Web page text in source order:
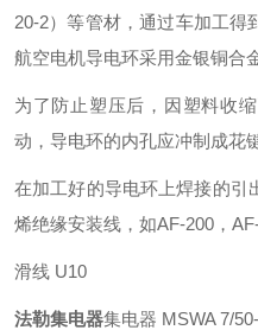
20-2）等管材，通过车加工得
航空电机导电环采用金银铜合
为了防止塑压后，因塑料收
动，导电环的内孔应冲制成花
在加工好的导电环上焊接的引
烯绝缘安装线，如AF-200，AF-
滑线 U10
法勒集电器集电器 MSWA 7/